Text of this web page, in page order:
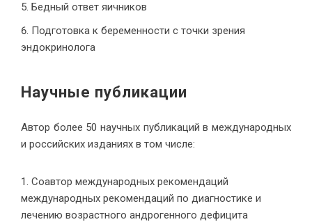
Бедный ответ яичников
Подготовка к беременности с точки зрения
эндокринолога
Научные публикации
Автор более 50 научных публикаций в международных
и российских изданиях в том числе:
Соавтор международных рекомендаций
международных рекомендаций по диагностике и
лечению возрастного андрогенного дефицита